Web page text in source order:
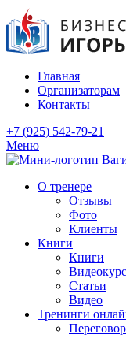
Главная
Организаторам
Контакты
+7 (925) 542-79-21
Меню
О тренере
Отзывы
Фото
Клиенты
Книги
Книги
Статьи
Видео
Тренинги